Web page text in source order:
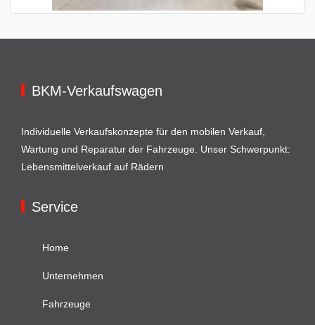
BKM-Verkaufswagen
Individuelle Verkaufskonzepte für den mobilen Verkauf,
Wartung und Reparatur der Fahrzeuge. Unser Schwerpunkt:
Lebensmittelverkauf auf Rädern
Service
Home
Unternehmen
Fahrzeuge